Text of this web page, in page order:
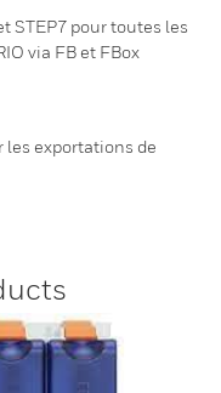
STEP7 pour toutes les
via FB et FBox
les exportations de